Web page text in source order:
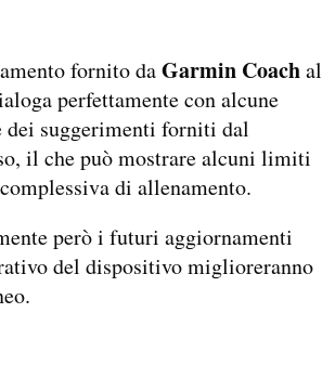
fornito daGarmin Coachal
perfettamente con alcune
dei suggerimenti forniti dal
il che può mostrare alcuni limiti
di allenamento.
però i futuri aggiornamenti
del dispositivo miglioreranno